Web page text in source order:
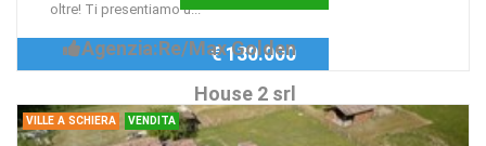
oltre! Ti presentiamo u...
Agenzia:Re/Max Golden
House 2 srl
€ 130.000
VILLE A SCHIERA VENDITA